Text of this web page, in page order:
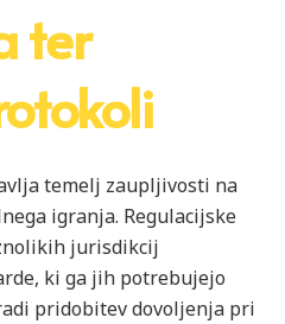
ter
temelj zaupljivosti na
igranja. Regulacijske
jurisdikcij
ki ga jih potrebujejo
pridobitev dovoljenja pri